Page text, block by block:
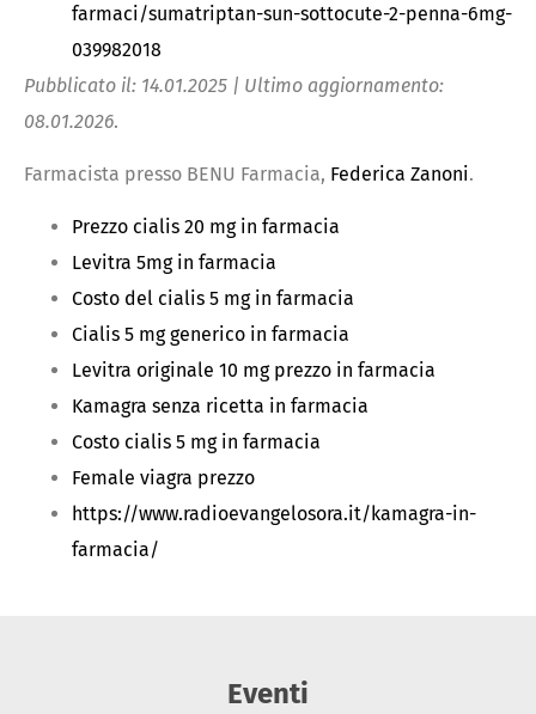
farmaci/sumatriptan-sun-sottocute-2-penna-6mg-
039982018
Pubblicato il: 14.01.2025 | Ultimo aggiornamento:
08.01.2026.
Farmacista presso BENU Farmacia, Federica Zanoni.
Prezzo cialis 20 mg in farmacia
Levitra 5mg in farmacia
Costo del cialis 5 mg in farmacia
Cialis 5 mg generico in farmacia
Levitra originale 10 mg prezzo in farmacia
Kamagra senza ricetta in farmacia
Costo cialis 5 mg in farmacia
Female viagra prezzo
https://www.radioevangelosora.it/kamagra-in-
farmacia/
Eventi